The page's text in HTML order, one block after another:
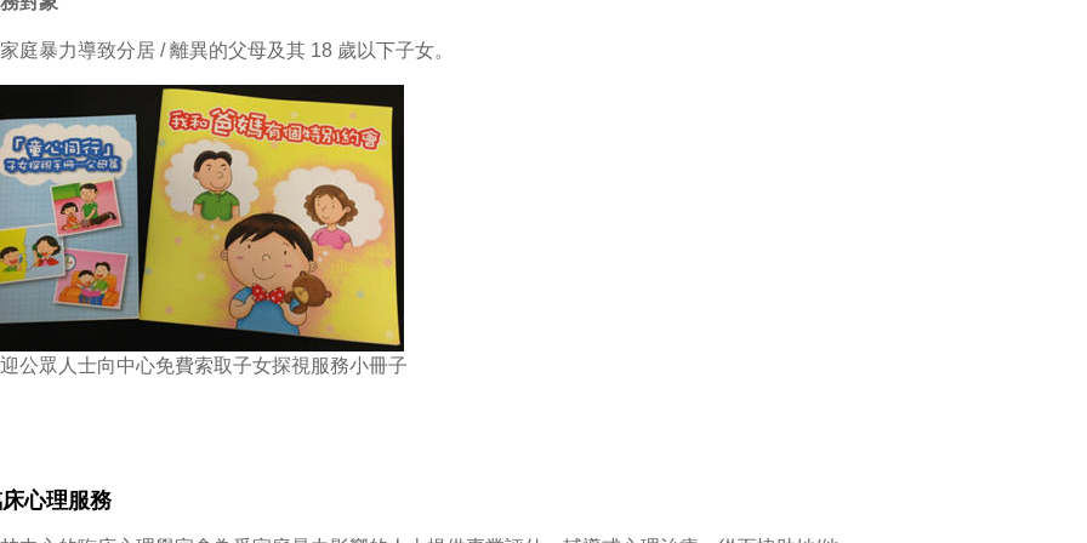
庭暴力導致分居 / 離異的父母及其 18 歲以下子女。
公眾人士向中心免費索取子女探視服務小冊子
心理服務